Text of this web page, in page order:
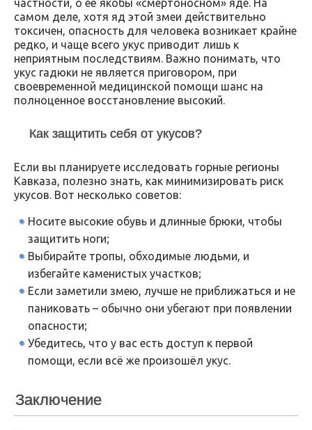
частности, о её якобы «смертоносном» яде. На
самом деле, хотя яд этой змеи действительно
токсичен, опасность для человека возникает крайне
редко, и чаще всего укус приводит лишь к
неприятным последствиям. Важно понимать, что
укус гадюки не является приговором, при
своевременной медицинской помощи шанс на
полноценное восстановление высокий.
Как защитить себя от укусов?
Если вы планируете исследовать горные регионы
Кавказа, полезно знать, как минимизировать риск
укусов. Вот несколько советов:
Носите высокие обувь и длинные брюки, чтобы
защитить ноги;
Выбирайте тропы, обходимые людьми, и
избегайте каменистых участков;
Если заметили змею, лучше не приближаться и не
паниковать – обычно они убегают при появлении
опасности;
Убедитесь, что у вас есть доступ к первой
помощи, если всё же произошёл укус.
Заключение